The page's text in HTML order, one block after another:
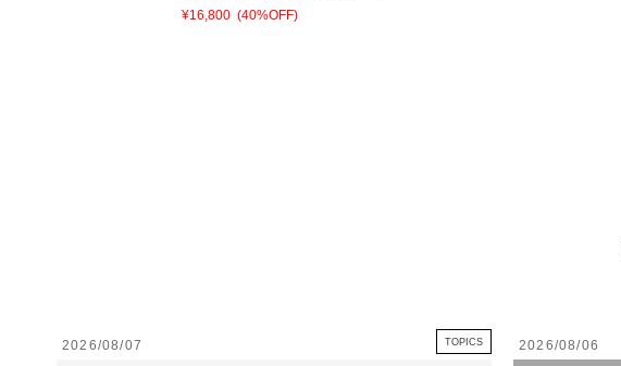
¥16,800 (40%OFF)
2026/08/07 TOPICS 2026/08/06